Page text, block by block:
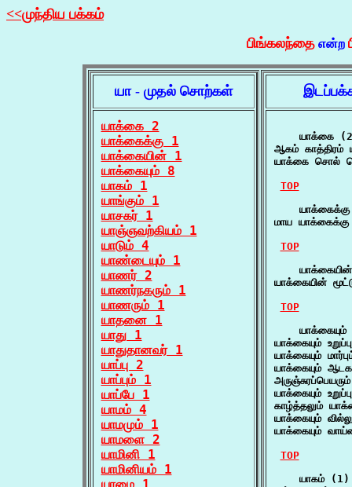
<<முந்திய பக்கம்
பிங்கலந்தை என்ற
யா - முதல் சொற்கள்
யாக்கை 2
யாக்கைக்கு 1
யாக்கையின் 1
யாக்கையும் 8
யாகம் 1
யாங்கும் 1
யாசகர் 1
யாஞ்ஞவற்கியம் 1
யாடும் 4
யாண்டையும் 1
யாணர் 2
யாணர்நகரும் 1
யாணரும் 1
யாதனை 1
யாது 1
யாதுதானவர் 1
யாப்பு 2
யாப்பும் 1
யாப்பே 1
யாமம் 4
யாமமும் 1
யாமளை 2
யாமினி 1
யாமினியம் 1
யாக்கை
ஆகம்
யாக்கை சொல்
TOP
யாக்கைக்கு
மாய
TOP
யாக்கையின்
TOP
யாக்கையும்
யாக்கையும்
யாக்கையும்
யாக்கையும்
யாக்கையும்
காழ்த்தலும்
யாக்கையும்
யாக்கையும்
TOP
    யாகம் (1)